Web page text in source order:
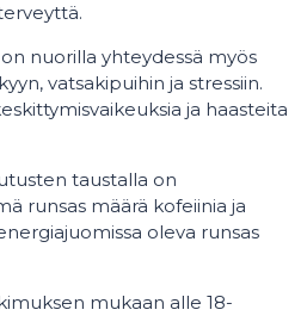
nuorilla yhteydessä myös
vatsakipuihin ja stressiin.
ja haasteita
taustalla on
runsas määrä kofeiinia ja
oleva runsas
mukaan alle 18-